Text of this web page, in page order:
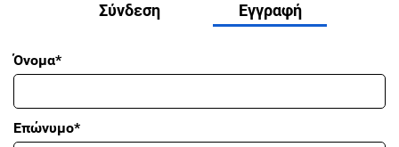
Σύνδεση Εγγραφή
Όνομα*
Επώνυμο*